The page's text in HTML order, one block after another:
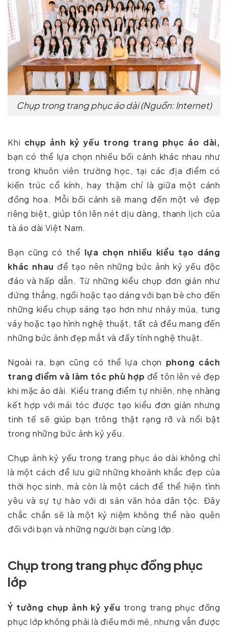
Chụp trong trang phục áo dài (Nguồn: Internet)
Khi chụp ảnh kỷ yếu trong trang phục áo dài,
bạn có thể lựa chọn nhiều bối cảnh khác nhau như
trong khuôn viên trường học, tại các địa điểm có
kiến trúc cổ kính, hay thậm chí là giữa một cánh
đồng hoa. Mỗi bối cảnh sẽ mang đến một vẻ đẹp
riêng biệt, giúp tôn lên nét dịu dàng, thanh lịch của
tà áo dài Việt Nam.
Bạn cũng có thể lựa chọn nhiều kiểu tạo dáng
khác nhau để tạo nên những bức ảnh kỷ yếu độc
đáo và hấp dẫn. Từ những kiểu chụp đơn giản như
đứng thẳng, ngồi hoặc tạo dáng với bạn bè cho đến
những kiểu chụp sáng tạo hơn như nhảy múa, tung
váy hoặc tạo hình nghệ thuật, tất cả đều mang đến
những bức ảnh đẹp mắt và đầy tính nghệ thuật.
Ngoài ra, bạn cũng có thể lựa chọn phong cách
trang điểm và làm tóc phù hợp để tôn lên vẻ đẹp
khi mặc áo dài. Kiểu trang điểm tự nhiên, nhẹ nhàng
kết hợp với mái tóc được tạo kiểu đơn giản nhưng
tinh tế sẽ giúp bạn trông thật rạng rỡ và nổi bật
trong những bức ảnh kỷ yếu.
Chụp ảnh kỷ yếu trong trang phục áo dài không chỉ
là một cách để lưu giữ những khoảnh khắc đẹp của
thời học sinh, mà còn là một cách để thể hiện tình
yêu và sự tự hào với di sản văn hóa dân tộc. Đây
chắc chắn sẽ là một kỷ niệm không thể nào quên
đối với bạn và những người bạn cùng lớp.
Chụp trong trang phục đồng phục
lớp
Ý tưởng chụp ảnh kỷ yếu trong trang phục đồng
phục lớp không phải là điều mới mẻ, nhưng vẫn được